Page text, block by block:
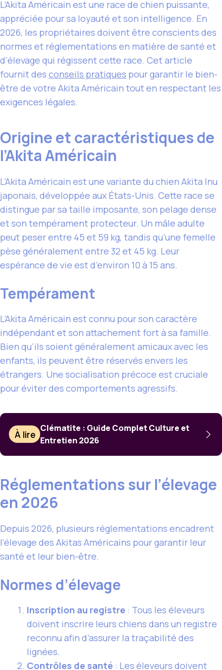
L’Akita Américain est une race de chien puissante,
appréciée pour sa loyauté et son intelligence. En
2026, les propriétaires doivent être conscients des
normes et réglementations en matière de santé et
d’élevage qui régissent cette race. Cet article
fournit des conseils pratiques pour garantir le bien-
être de votre Akita Américain tout en respectant les
exigences légales.
Origine et caractéristiques de
l’Akita Américain
L’Akita Américain est une variante du chien Akita Inu
japonais, développée aux États-Unis. Cette race se
distingue par sa taille imposante, son pelage dense
et son tempérament protecteur. Un mâle adulte
peut peser entre 45 et 59 kg, tandis qu’une femelle
pèse généralement entre 32 et 45 kg. Leur
espérance de vie est d’environ 10 à 15 ans.
Tempérament
L’Akita Américain est connu pour son caractère
indépendant et son attachement fort à sa famille.
Bien qu’ils soient généralement amicaux avec les
enfants, ils peuvent être réservés envers les
étrangers. Une socialisation précoce est cruciale
pour éviter des comportements agressifs.
À lire
Clématite : Guide Complet Culture et
Entretien 2026
Réglementations sur l’élevage
en 2026
Depuis 2026, plusieurs réglementations encadrent
l’élevage des Akitas Américains pour garantir leur
santé et leur bien-être.
Normes d’élevage
Inscription au registre : Tous les éleveurs
doivent inscrire leurs chiens dans un registre
reconnu afin d’assurer la traçabilité des
lignées.
Contrôles de santé : Les éleveurs doivent